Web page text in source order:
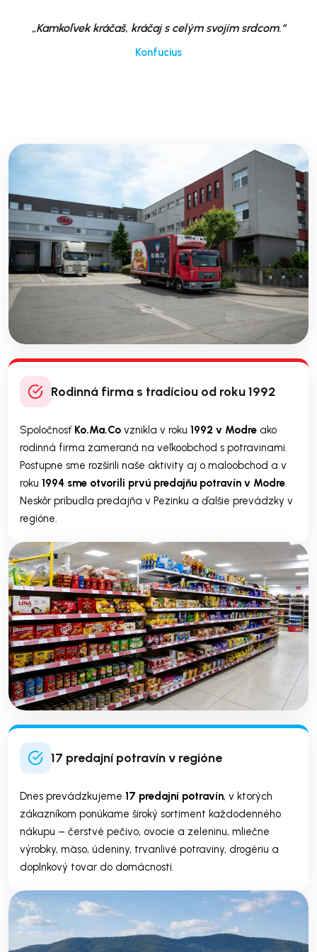
„Kamkoľvek kráčaš, kráčaj s celým svojím srdcom.“
Konfucius
Rodinná firma s tradíciou od roku 1992
Spoločnosť Ko.Ma.Co vznikla v roku 1992 v Modre ako
rodinná firma zameraná na veľkoobchod s potravinami.
Postupne sme rozšírili naše aktivity aj o maloobchod a v
roku 1994 sme otvorili prvú predajňu potravín v Modre.
Neskôr pribudla predajňa v Pezinku a ďalšie prevádzky v
regióne.
17 predajní potravín v regióne
Dnes prevádzkujeme 17 predajní potravín, v ktorých
zákazníkom ponúkame široký sortiment každodenného
nákupu – čerstvé pečivo, ovocie a zeleninu, mliečne
výrobky, mäso, údeniny, trvanlivé potraviny, drogériu a
doplnkový tovar do domácnosti.